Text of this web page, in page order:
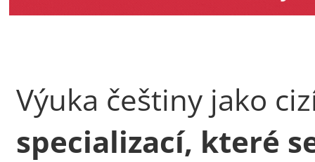
Výuka češtiny jako
specializací, které